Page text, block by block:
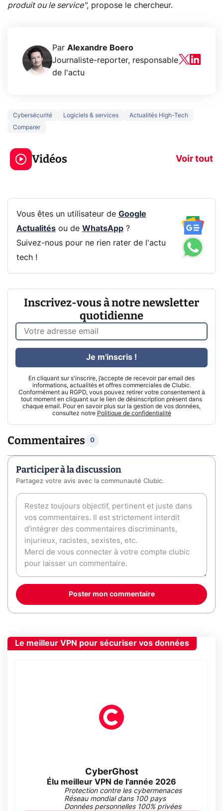
produit ou le service", propose le chercheur.
Par Alexandre Boero
Journaliste-reporter, responsable
de l'actu
Cybersécurité Logiciels & services
Actualités High-Tech
Comparer
Vidéos Voir tout
3 écrans en 1 pour
319€ ? Voici L'AOC
CQ32G4ZA !
prochaine
Vous êtes un utilisateur de Google
Actualitésou de WhatsApp?
Suivez-nous pour ne rien rater de l'actu
tech !
Inscrivez-vous à notre newsletter
quotidienne
En cliquant sur s'inscrire, j’accepte de recevoir par email des
informations, actualités et offres commerciales de Clubic.
Conformément au RGPD, vous pouvez retirer votre consentement à
tout moment en cliquant sur le lien de désinscription présent dans
chaque email. Pour en savoir plus sur la gestion de vos données,
consultez notre Politique de confidentialité
Je m'inscris !
Commentaires 0
Participer à la discussion
Partagez votre avis avec la communauté Clubic.
Poster mon commentaire
Le meilleur VPN pour sécuriser vos données
CyberGhost
Élu meilleur VPN de l'année 2026
Protection contre les cybermenaces
Réseau mondial dans 100 pays
Données personnelles 100% privées